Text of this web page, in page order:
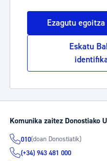
Ezagutu
Eskatu
Komunika zaitez Donostiako
010(doan Donostiatik)
(+34) 943 481 000